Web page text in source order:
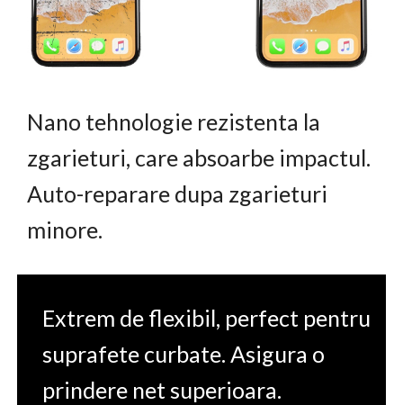
Nano tehnologie rezistenta la
zgarieturi, care absoarbe impactul.
Auto-reparare dupa zgarieturi
minore.
Extrem de flexibil, perfect pentru
suprafete curbate. Asigura o
prindere net superioara.